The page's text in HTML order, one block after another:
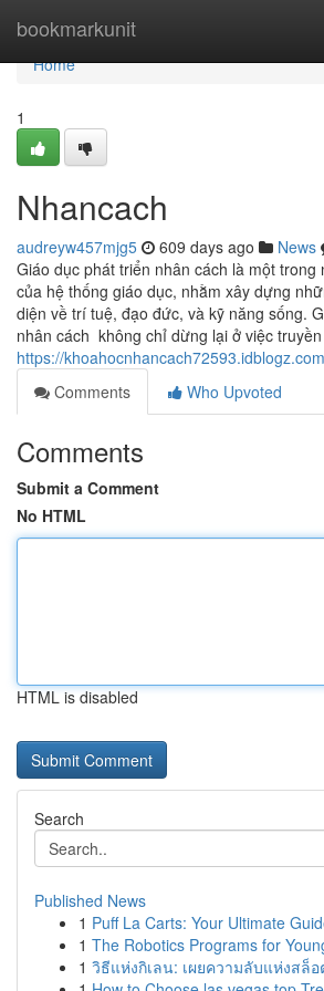
bookmarkunit
Home
Home
1
Nhancach
audreyw457mjg5 609 days ago News
Giáo dục phát triển nhân cách là một trong
của hệ thống giáo dục, nhằm xây dựng
diện về trí tuệ, đạo đức, và kỹ năng sống.
nhân cách không chỉ dừng lại ở việc
https://
Comments
Who Upvoted
Comments
Submit a Comment
No HTML
HTML is disabled
Search
Published News
1 Puff La Carts: Your Ultimate
1 The Robotics Programs for
1 วิธีแห่งกิเลน: เผยความลับแห่งสล็อ